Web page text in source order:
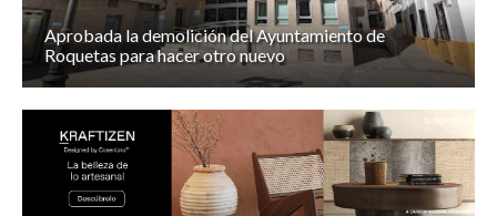
Aprobada la demolición del Ayuntamiento de
Roquetas para hacer otro nuevo